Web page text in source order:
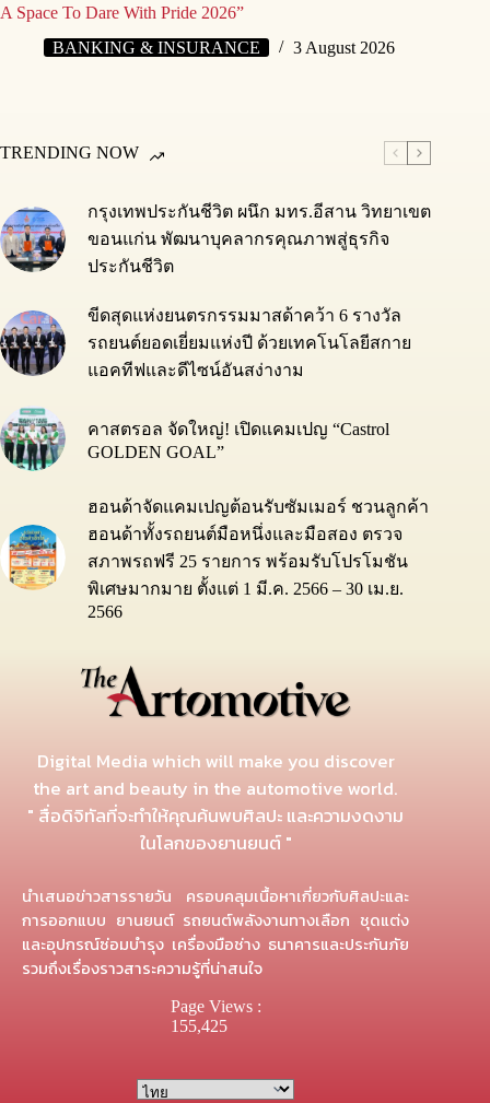
A Space To Dare With Pride 2026”
BANKING & INSURANCE
3 August 2026
TRENDING NOW
กรุงเทพประกันชีวิต ผนึก มทร.อีสาน วิทยาเขต
ขอนแก่น พัฒนาบุคลากรคุณภาพสู่ธุรกิจ
ประกันชีวิต
ขีดสุดแห่งยนตรกรรมมาสด้าคว้า 6 รางวัล
รถยนต์ยอดเยี่ยมแห่งปี ด้วยเทคโนโลยีสกาย
แอคทีฟและดีไซน์อันสง่างาม
คาสตรอล จัดใหญ่! เปิดแคมเปญ “Castrol
GOLDEN GOAL”
ฮอนด้าจัดแคมเปญต้อนรับซัมเมอร์ ชวนลูกค้า
ฮอนด้าทั้งรถยนต์มือหนึ่งและมือสอง ตรวจ
สภาพรถฟรี 25 รายการ พร้อมรับโปรโมชัน
พิเศษมากมาย ตั้งแต่ 1 มี.ค. 2566 – 30 เม.ย.
2566
Digital Media which will make you discover
the art and beauty in the automotive world.
" สื่อดิจิทัลที่จะทำให้คุณค้นพบศิลปะ และความงดงาม
ในโลกของยานยนต์ "
นำเสนอข่าวสารรายวัน ครอบคลุมเนื้อหาเกี่ยวกับศิลปะและ
การออกแบบ ยานยนต์ รถยนต์พลังงานทางเลือก ชุดแต่ง
และอุปกรณ์ซ่อมบำรุง เครื่องมือช่าง ธนาคารและประกันภัย
รวมถึงเรื่องราวสาระความรู้ที่น่าสนใจ
Page Views :
155,425